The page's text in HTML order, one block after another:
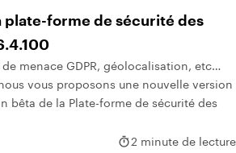
plate-forme de sécurité des
menace GDPR, géolocalisation, etc…
vous proposons une nouvelle version
bêta de la Plate-forme de sécurité des
2 minute de lecture